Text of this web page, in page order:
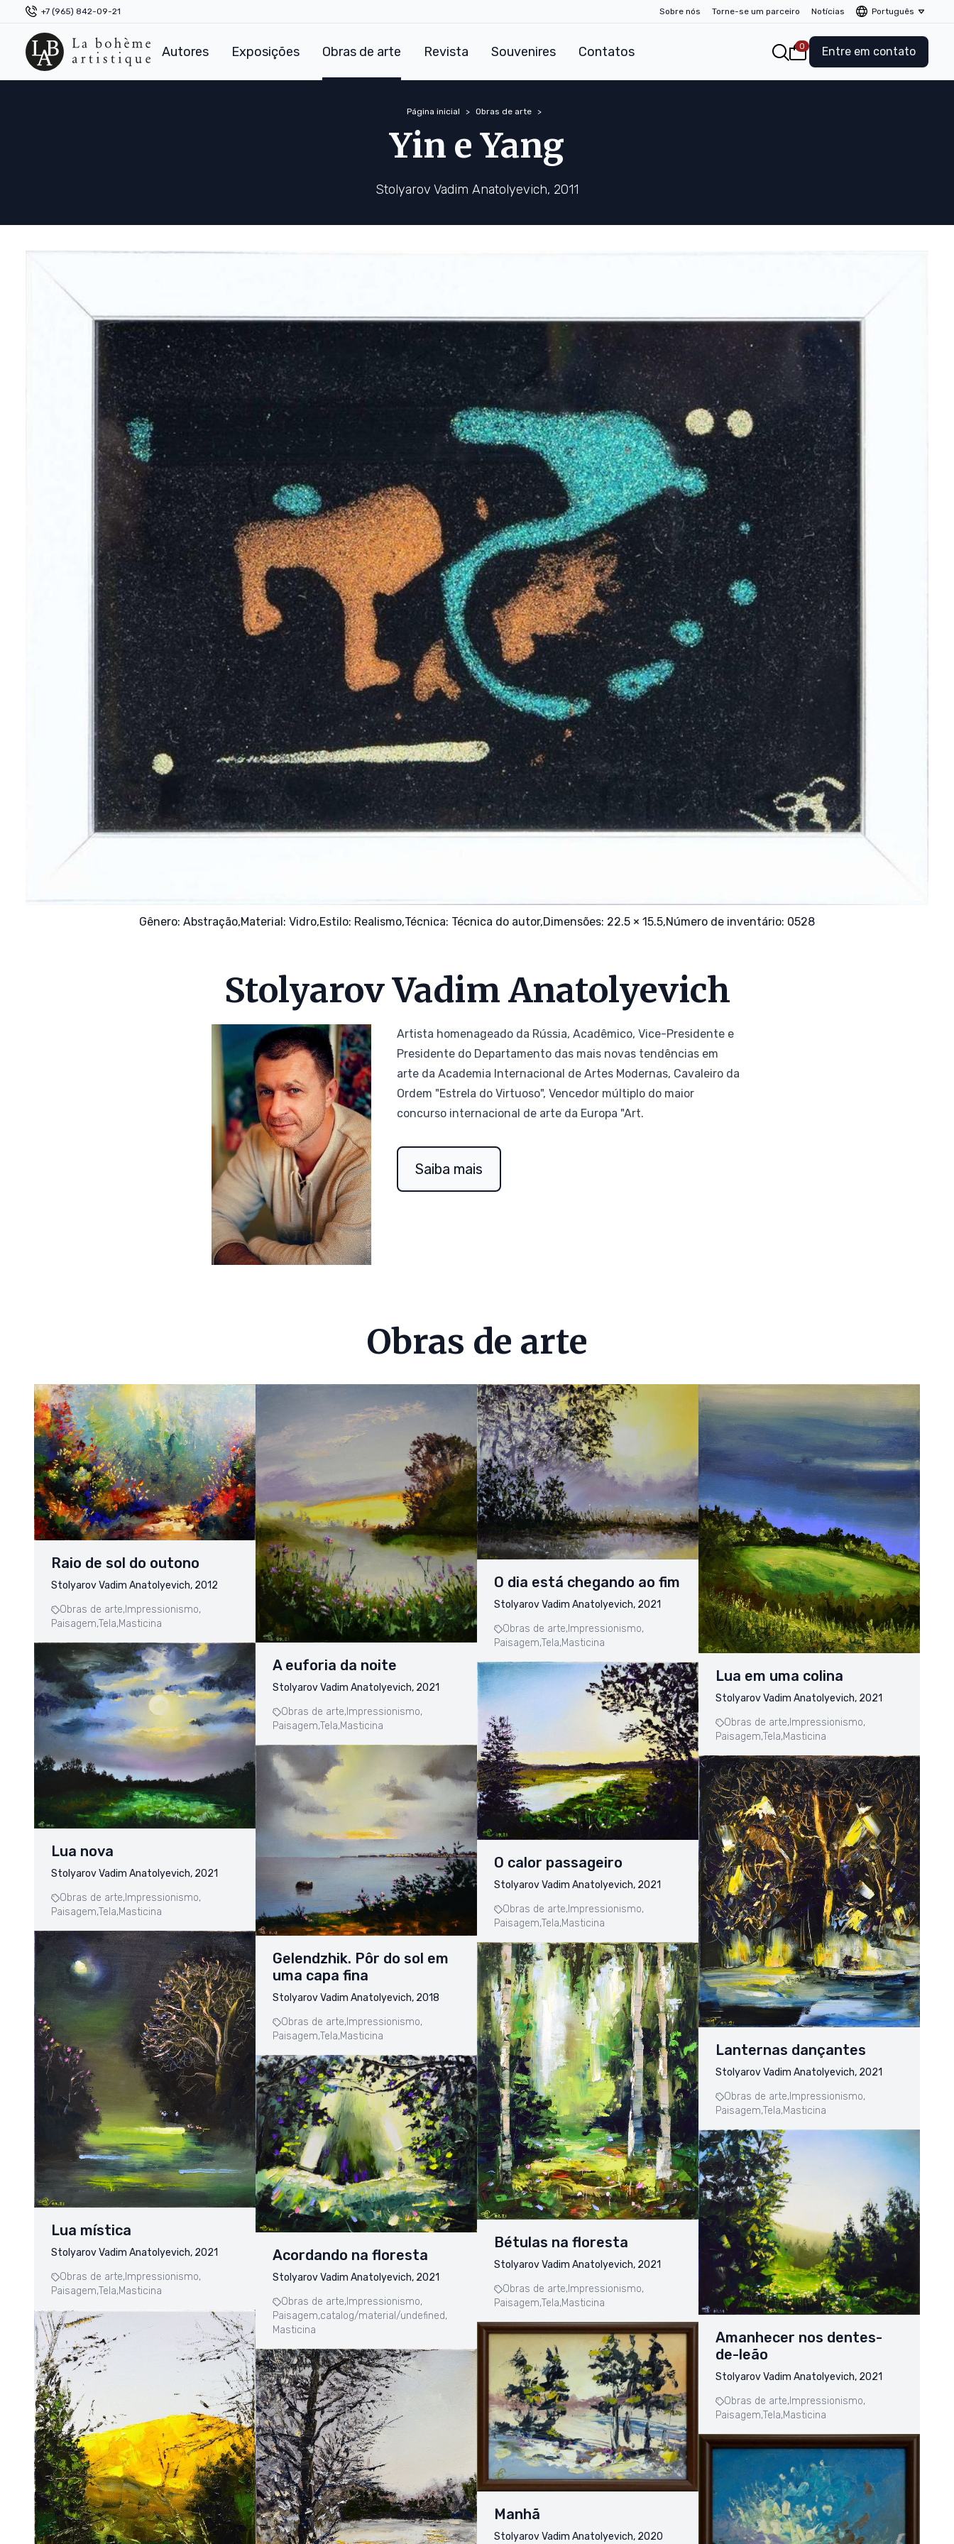
+7 (965) 842-09-21 Sobre nós Torne-se um parceiro Notícias Português
Autores Exposições Obras de arte Revista Souvenires Contatos 0 Entre em contato
Página inicial Obras de arte
Yin e Yang
Stolyarov Vadim Anatolyevich, 2011
Gênero: Abstração,Material: Vidro,Estilo: Realismo,Técnica: Técnica do autor,Dimensões: 22.5 × 15.5,Número de inventário: 0528
Stolyarov Vadim Anatolyevich
Artista homenageado da Rússia, Acadêmico, Vice-Presidente e
Presidente do Departamento das mais novas tendências em
arte da Academia Internacional de Artes Modernas, Cavaleiro da
Ordem "Estrela do Virtuoso", Vencedor múltiplo do maior
concurso internacional de arte da Europa "Art.
Saiba mais
Obras de arte
Raio de sol do outono
Stolyarov Vadim Anatolyevich, 2012
Obras de arte, Impressionismo,
Paisagem,Tela,Masticina
Lua nova
Stolyarov Vadim Anatolyevich, 2021
Obras de arte, Impressionismo,
Paisagem,Tela,Masticina
Lua mística
Stolyarov Vadim Anatolyevich, 2021
Obras de arte, Impressionismo,
Paisagem,Tela,Masticina
A euforia da noite
Stolyarov Vadim Anatolyevich, 2021
Obras de arte, Impressionismo,
Paisagem,Tela,Masticina
Gelendzhik. Pôr do sol em
uma capa fina
Stolyarov Vadim Anatolyevich, 2018
Obras de arte, Impressionismo,
Paisagem,Tela,Masticina
Acordando na floresta
Stolyarov Vadim Anatolyevich, 2021
Obras de arte, Impressionismo,
Paisagem,catalog/material/undefined,
Masticina
O dia está chegando ao fim
Stolyarov Vadim Anatolyevich, 2021
Obras de arte, Impressionismo,
Paisagem,Tela,Masticina
O calor passageiro
Stolyarov Vadim Anatolyevich, 2021
Obras de arte, Impressionismo,
Paisagem,Tela,Masticina
Bétulas na floresta
Stolyarov Vadim Anatolyevich, 2021
Obras de arte,Impressionismo,
Paisagem,Tela,Masticina
Manhã
Stolyarov Vadim Anatolyevich, 2020
Lua em uma colina
Stolyarov Vadim Anatolyevich, 2021
Obras de arte, Impressionismo,
Paisagem,Tela,Masticina
Lanternas dançantes
Stolyarov Vadim Anatolyevich, 2021
Obras de arte, Impressionismo,
Paisagem,Tela,Masticina
Amanhecer nos dentes-
de-leão
Stolyarov Vadim Anatolyevich, 2021
Obras de arte, Impressionismo,
Paisagem,Tela,Masticina